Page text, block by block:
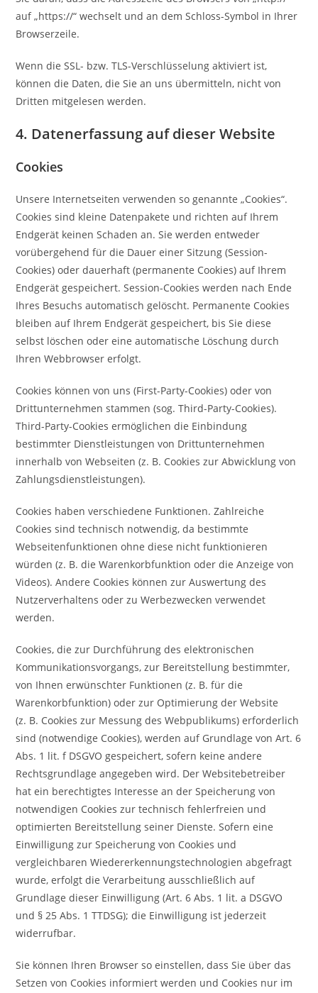
auf „https://“ wechselt und an dem Schloss-Symbol in Ihrer
Browserzeile.
Wenn die SSL- bzw. TLS-Verschlüsselung aktiviert ist,
können die Daten, die Sie an uns übermitteln, nicht von
Dritten mitgelesen werden.
4. Datenerfassung auf dieser Website
Cookies
Unsere Internetseiten verwenden so genannte „Cookies“.
Cookies sind kleine Datenpakete und richten auf Ihrem
Endgerät keinen Schaden an. Sie werden entweder
vorübergehend für die Dauer einer Sitzung (Session-
Cookies) oder dauerhaft (permanente Cookies) auf Ihrem
Endgerät gespeichert. Session-Cookies werden nach Ende
Ihres Besuchs automatisch gelöscht. Permanente Cookies
bleiben auf Ihrem Endgerät gespeichert, bis Sie diese
selbst löschen oder eine automatische Löschung durch
Ihren Webbrowser erfolgt.
Cookies können von uns (First-Party-Cookies) oder von
Drittunternehmen stammen (sog. Third-Party-Cookies).
Third-Party-Cookies ermöglichen die Einbindung
bestimmter Dienstleistungen von Drittunternehmen
innerhalb von Webseiten (z. B. Cookies zur Abwicklung von
Zahlungsdienstleistungen).
Cookies haben verschiedene Funktionen. Zahlreiche
Cookies sind technisch notwendig, da bestimmte
Webseitenfunktionen ohne diese nicht funktionieren
würden (z. B. die Warenkorbfunktion oder die Anzeige von
Videos). Andere Cookies können zur Auswertung des
Nutzerverhaltens oder zu Werbezwecken verwendet
werden.
Cookies, die zur Durchführung des elektronischen
Kommunikationsvorgangs, zur Bereitstellung bestimmter,
von Ihnen erwünschter Funktionen (z. B. für die
Warenkorbfunktion) oder zur Optimierung der Website
(z. B. Cookies zur Messung des Webpublikums) erforderlich
sind (notwendige Cookies), werden auf Grundlage von Art. 6
Abs. 1 lit. f DSGVO gespeichert, sofern keine andere
Rechtsgrundlage angegeben wird. Der Websitebetreiber
hat ein berechtigtes Interesse an der Speicherung von
notwendigen Cookies zur technisch fehlerfreien und
optimierten Bereitstellung seiner Dienste. Sofern eine
Einwilligung zur Speicherung von Cookies und
vergleichbaren Wiedererkennungstechnologien abgefragt
wurde, erfolgt die Verarbeitung ausschließlich auf
Grundlage dieser Einwilligung (Art. 6 Abs. 1 lit. a DSGVO
und § 25 Abs. 1 TTDSG); die Einwilligung ist jederzeit
widerrufbar.
Sie können Ihren Browser so einstellen, dass Sie über das
Setzen von Cookies informiert werden und Cookies nur im